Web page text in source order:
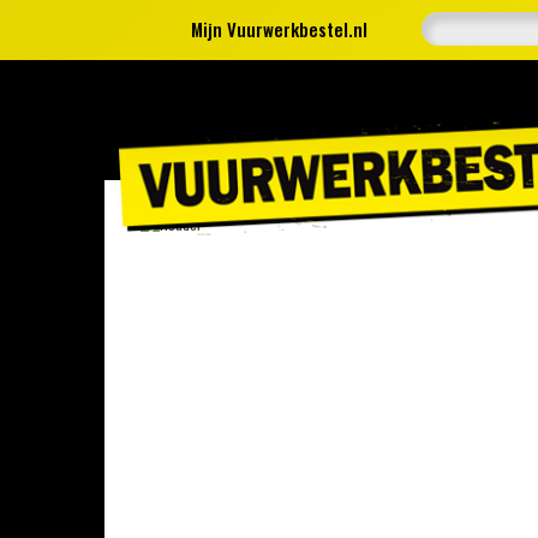
Mijn Vuurwerkbestel.nl